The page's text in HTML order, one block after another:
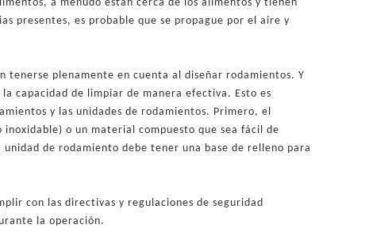
a menudo están cerca de los alimentos y tienen
presentes, es probable que se propague por el aire y
tenerse plenamente en cuenta al diseñar rodamientos. Y
capacidad de limpiar de manera efectiva. Esto es
y las unidades de rodamientos. Primero, el
o un material compuesto que sea fácil de
de rodamiento debe tener una base de relleno para
con las directivas y regulaciones de seguridad
la operación.